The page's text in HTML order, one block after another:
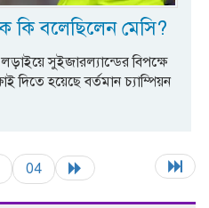
কি বলেছিলেন মেসি?
সুইজারল্যান্ডের বিপক্ষে
দিতে হয়েছে বর্তমান চ্যাম্পিয়ন
04